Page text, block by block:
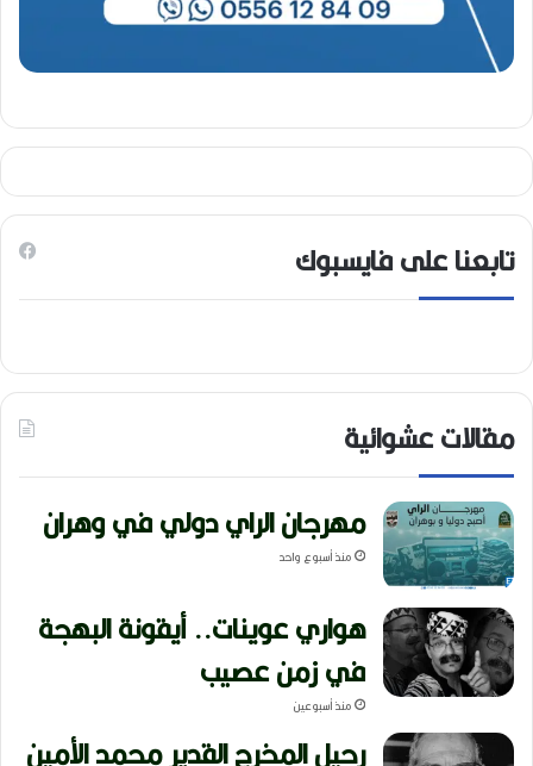
تابعنا على فايسبوك
مقالات عشوائية
مهرجان الراي دولي في وهران
منذ أسبوع واحد
هواري عوينات.. أيقونة البهجة
في زمن عصيب
منذ أسبوعين
رحيل المخرج القدير محمد الأمين